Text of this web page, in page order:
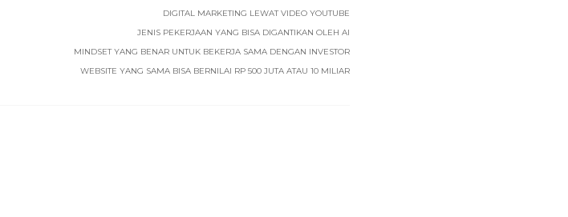
DIGITAL MARKETING LEWAT VIDEO YOUTUBE
JENIS PEKERJAAN YANG BISA DIGANTIKAN OLEH AI
MINDSET YANG BENAR UNTUK BEKERJA SAMA DENGAN INVESTOR
WEBSITE YANG SAMA BISA BERNILAI RP 500 JUTA ATAU 10 MILIAR